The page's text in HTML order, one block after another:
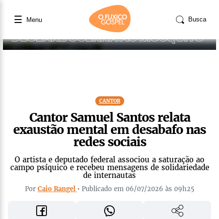
☰ Menu Busca
CANTOR
Cantor Samuel Santos relata
exaustão mental em desabafo nas
redes sociais
O artista e deputado federal associou a saturação ao
campo psíquico e recebeu mensagens de solidariedade
de internautas
Por Caio Rangel • Publicado em 06/07/2026 às 09h25